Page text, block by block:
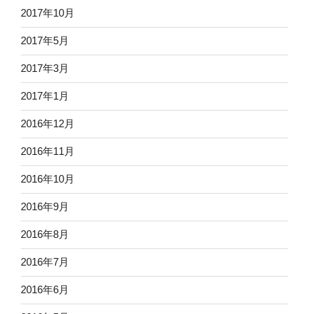
2017年10月
2017年5月
2017年3月
2017年1月
2016年12月
2016年11月
2016年10月
2016年9月
2016年8月
2016年7月
2016年6月